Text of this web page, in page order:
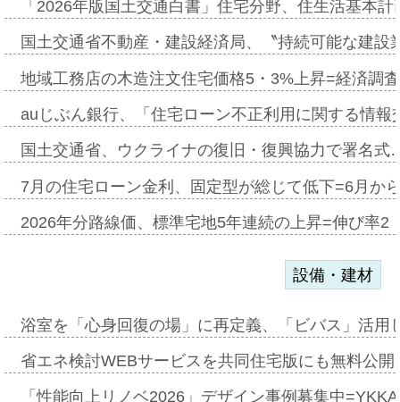
「2026年版国土交通白書」住宅分野、住生活基本
国土交通省不動産・建設経済局、〝持続可能な建
地域工務店の木造注文住宅価格5・3%上昇=経済調
auじぶん銀行、「住宅ローン不正利用に関する情
国土交通省、ウクライナの復旧・復興協力で署名
7月の住宅ローン金利、固定型が総じて低下=6月か
2026年分路線価、標準宅地5年連続の上昇=伸び率
設備・建材
浴室を「心身回復の場」に再定義、「ビバス」活
省エネ検討WEBサービスを共同住宅版にも無料公
「性能向上リノベ2026」デザイン事例募集中